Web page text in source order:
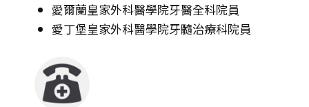
愛爾蘭皇家外科醫學院牙醫全科院員
愛丁堡皇家外科醫學院牙髓治療科院員